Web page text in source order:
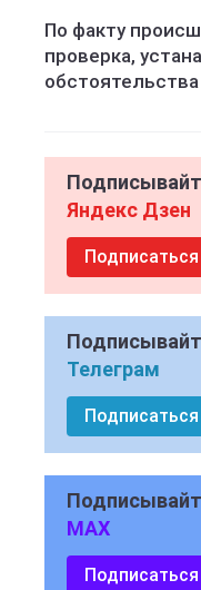
По факту
проверка,
Яндекс Дзен
Подписаться
Телеграм
Подписаться
MAX
Подписаться